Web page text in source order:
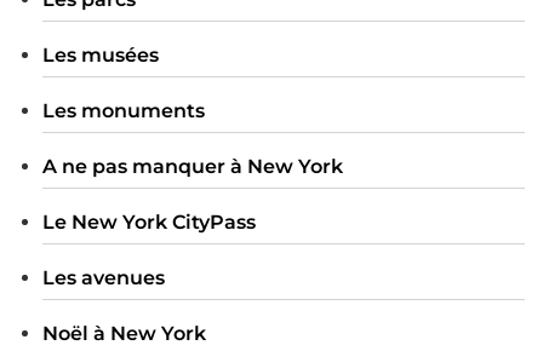
Les musées
Les monuments
A ne pas manquer à New York
Le New York CityPass
Les avenues
Noël à New York